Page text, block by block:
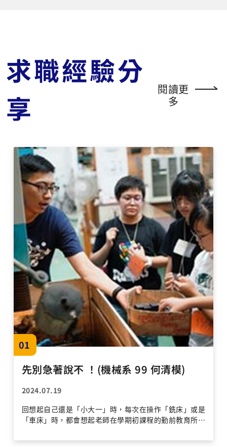
還是會盡量擠出時間，主要是因為美國的加工費貴的可
以，一盤蛋炒飯就要300多元，更別提其他料理了，不能
像在台灣餐餐外食。如果有比較長的假期像是秋假或是
感恩節，我們就會去附近登山或烤肉，也會去市中心聚
聚餐，犒賞自己這陣子的努力。另外，我也買了一把吉
他，跟一些簡單的模型，有時間就會彈一下、拼一下，
要跟同鄉的聊聊天，畢竟都在台灣長大，還是多了一份
歸屬感，正可驗證「出外靠朋友」的這句話了。 如
果要以一句話來當作自己在杜克大學讀書的心態，那就
是「Go Hard or Go Home」。沒有人會憑白無故的成
功，也不會有公司願意白白付你年薪10幾萬美金來工
作。研究所本來就不是來享受生活，或是各種社團交友
的，而是需要付出極大的努力跟時間，讓自己在兩年後
拿著畢業證書踏出校門時，是收穫滿滿，扎扎實實的。
投機取巧或許可以讓你短暫地躲過，但也會是你成功路
上的一個大坑。我就是因為不會，所以才會在這裡進
修。 最後，要謝謝我的家人，支持我出國深造，給
我這樣的機會，見見世面，朝著自己的夢想前進！ 【洪
校友目前就讀於美國杜克大學電機電腦工程學院 研究
生】 ▲洪偉程校友於杜克大學近照
很受用。此外，在課業及專題實驗之餘，也可多多參與
其他活動來轉換一下心境。我在學時期，除了保持良好
的運動習慣來維持健康外，也會時常到別人的實驗室參
觀，看看不同的專業領域，例如之前曾到物理治療所擔
任實驗受測者，除可達到運動發洩壓力的效果外，還能
替自己賺一筆零用錢（受測結束後的費用）呢！ 出社會
待就是四年半，直到今年才決定「再次」脫離舒適圈，
讓自己到外頭闖闖，看看自己究竟有多少能耐，經過這
些日的訓練又進步了多少。會用「再次」一詞是因為，
對我來說，不論是校園生活或是職場生活，一旦你習慣
了這樣的節奏，就是舒適圈的一環，這時候如果不跳
脫，就會更難離開自己熟悉的環境了，再次感謝當年在
醫工所的訓練，讓我能勇敢嘗試不同的挑戰。 最後，我
覺得「工作即興趣」這點非常重要，身邊許多人為了更
好的待遇，而選擇了自己不喜歡的工作，反而做得不開
心。我個人認為這並非長久之計，「擇你所愛、愛你所
選」才是正道。祝福大家，都能找到自己心目中的理想
工作。 【吳校友目前於個人工作室接洽自動化設備軟體
開發專案】 ▲吳家緯校友近照
求職經驗分
享
閱讀更
多
01
先別急著說不 ！(機械系 99 何清模)
2024.07.19
回想起自己還是「小大一」時，每次在操作「銑床」或是
「車床」時，都會想起老師在學期初課程的勤前教育所舉
場實習課程。大學畢業後，我進入成功大學機械工程系機